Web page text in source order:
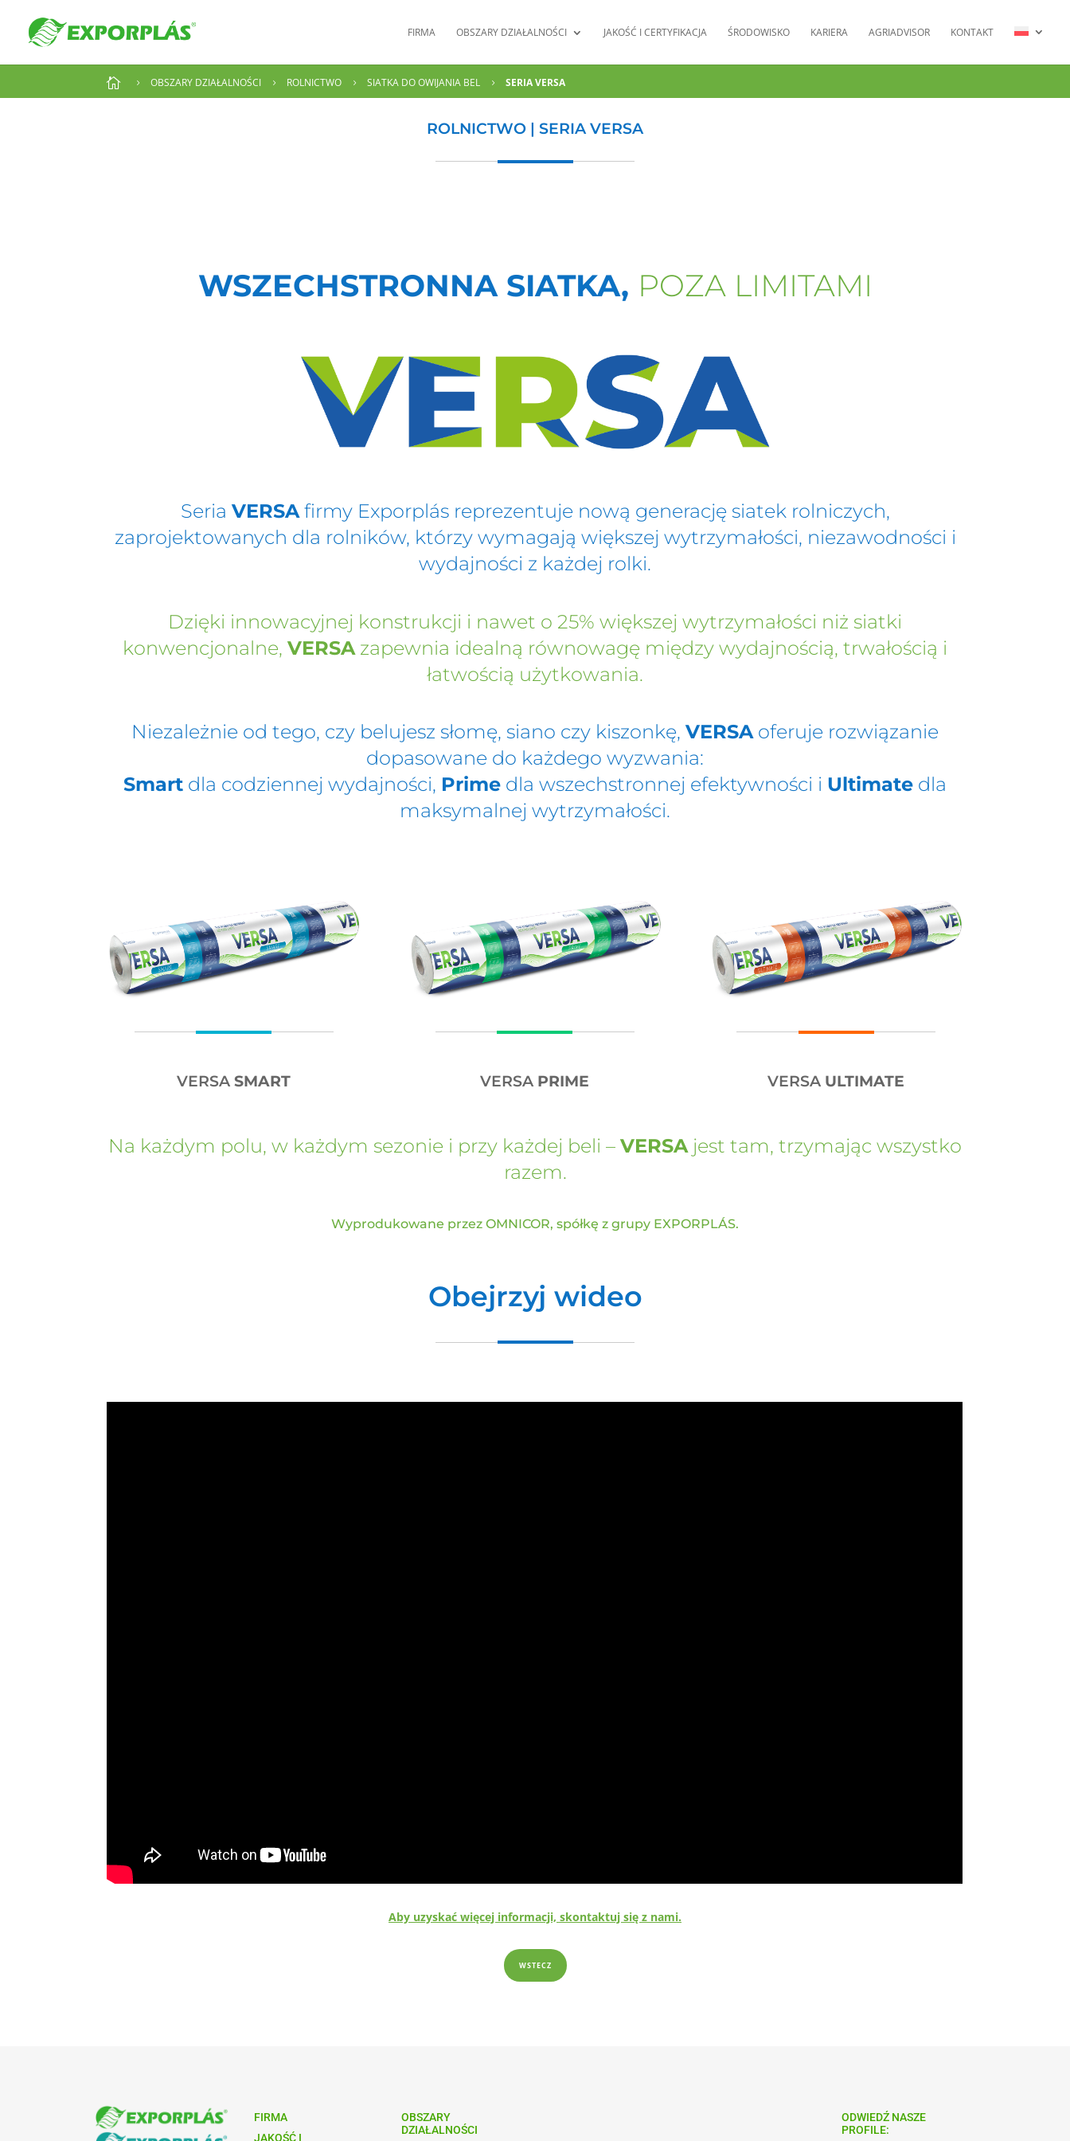
FIRMA OBSZARY DZIAŁALNOŚCI JAKOŚĆ I CERTYFIKACJA ŚRODOWISKO KARIERA AGRIADVISOR KONTAKT
 5 OBSZARY DZIAŁALNOŚCI 5 ROLNICTWO 5 SIATKA DO OWIJANIA BEL 5 SERIA VERSA
ROLNICTWO | SERIA VERSA
WSZECHSTRONNA SIATKA, POZA LIMITAMI
Seria VERSAfirmy Exporplás reprezentuje nową generację siatek rolniczych,
zaprojektowanych dla rolników, którzy wymagają większej wytrzymałości, niezawodności i
wydajności z każdej rolki.
Dzięki innowacyjnej konstrukcji i nawet o 25% większej wytrzymałości niż siatki
konwencjonalne, VERSA zapewnia idealną równowagę między wydajnością, trwałością i
łatwością użytkowania.
Niezależnie od tego, czy belujesz słomę, siano czy kiszonkę, VERSAoferuje rozwiązanie
dopasowane do każdego wyzwania:
Smart dla codziennej wydajności, Prime dla wszechstronnej efektywności i Ultimate dla
maksymalnej wytrzymałości.
VERSASMART VERSA PRIME VERSA ULTIMATE
Na każdym polu, w każdym sezonie i przy każdej beli – VERSAjest tam, trzymając wszystko
razem.
Wyprodukowane przez OMNICOR, spółkę z grupy EXPORPLÁS.
Obejrzyj wideo
Aby uzyskać więcej informacji, skontaktuj się z nami.
WSTECZ
FIRMA
JAKOŚĆ I
OBSZARY
DZIAŁALNOŚCI
ODWIEDŹ NASZE
PROFILE: